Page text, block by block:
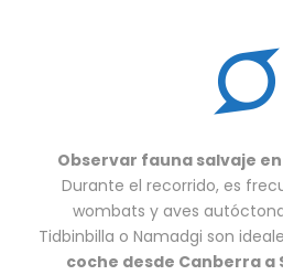
Observar fauna salvaje
Durante el recorrido, es
wombats y aves
Tidbinbilla o Namadgi son
coche desde Canberra a